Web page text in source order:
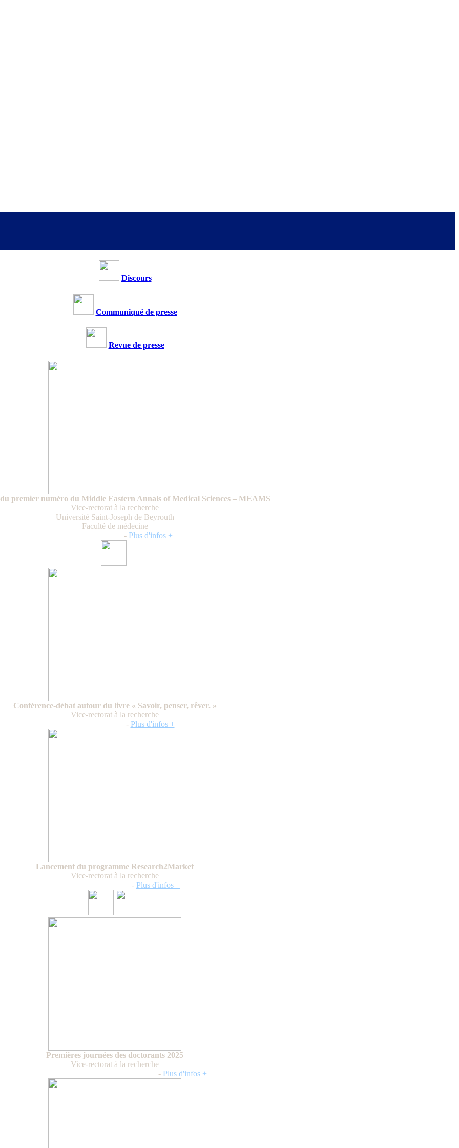
Discours
Communiqué de presse
Revue de presse
premier numéro du Middle Eastern Annals of Medical Sciences – MEAMS
Vice-rectorat à la recherche
Université Saint-Joseph de Beyrouth
Faculté de médecine
- Plus d'infos +
Conférence-débat autour du livre « Savoir, penser, rêver. »
Vice-rectorat à la recherche
- Plus d'infos +
Lancement du programme Research2Market
Vice-rectorat à la recherche
- Plus d'infos +
Premières journées des doctorants 2025
Vice-rectorat à la recherche
- Plus d'infos +